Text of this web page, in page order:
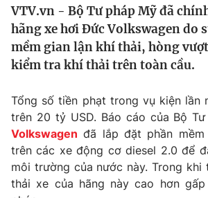
Thế giới
Tin tức
Thế giới đó đây
Câu chuyện quốc tế
Tài chính
Thị trường
Góc doanh nghiệp
Dữ liệu và đời sống
Truyền hình
Phim VTV
VTV.vn - Bộ Tư pháp Mỹ đã
hãng xe hơi Đức Volkswagen do
mềm gian lận khí thải, hòng vượt
kiểm tra khí thải trên toàn cầu.
Tổng số tiền phạt trong vụ kiện lần
trên 20 tỷ USD. Báo cáo của Bộ
Volkswagen đã lắp đặt phần
trên các xe động cơ diesel 2.0 để
môi trường của nước này. Trong
thải xe của hãng này cao hơn